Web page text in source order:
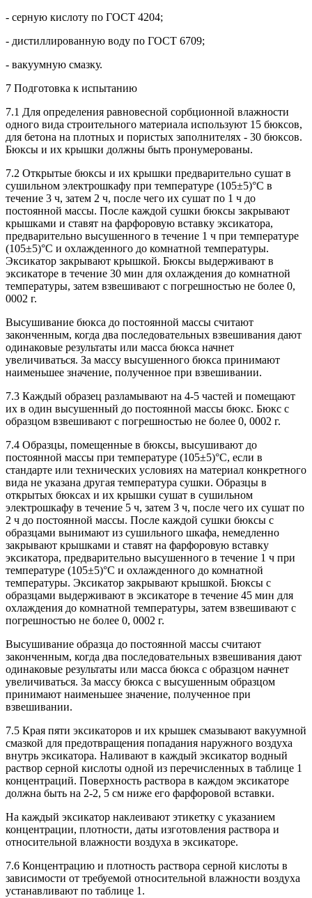
- серную кислоту по ГОСТ 4204;
- дистиллированную воду по ГОСТ 6709;
- вакуумную смазку.
7 Подготовка к испытанию
7.1 Для определения равновесной сорбционной влажности
одного вида строительного материала используют 15 бюксов,
для бетона на плотных и пористых заполнителях - 30 бюксов.
Бюксы и их крышки должны быть пронумерованы.
7.2 Открытые бюксы и их крышки предварительно сушат в
сушильном электрошкафу при температуре (105±5)°C в
течение 3 ч, затем 2 ч, после чего их сушат по 1 ч до
постоянной массы. После каждой сушки бюксы закрывают
крышками и ставят на фарфоровую вставку эксикатора,
предварительно высушенного в течение 1 ч при температуре
(105±5)°C и охлажденного до комнатной температуры.
Эксикатор закрывают крышкой. Бюксы выдерживают в
эксикаторе в течение 30 мин для охлаждения до комнатной
температуры, затем взвешивают с погрешностью не более 0,
0002 г.
Высушивание бюкса до постоянной массы считают
законченным, когда два последовательных взвешивания дают
одинаковые результаты или масса бюкса начнет
увеличиваться. За массу высушенного бюкса принимают
наименьшее значение, полученное при взвешивании.
7.3 Каждый образец разламывают на 4-5 частей и помещают
их в один высушенный до постоянной массы бюкс. Бюкс с
образцом взвешивают с погрешностью не более 0, 0002 г.
7.4 Образцы, помещенные в бюксы, высушивают до
постоянной массы при температуре (105±5)°C, если в
стандарте или технических условиях на материал конкретного
вида не указана другая температура сушки. Образцы в
открытых бюксах и их крышки сушат в сушильном
электрошкафу в течение 5 ч, затем 3 ч, после чего их сушат по
2 ч до постоянной массы. После каждой сушки бюксы с
образцами вынимают из сушильного шкафа, немедленно
закрывают крышками и ставят на фарфоровую вставку
эксикатора, предварительно высушенного в течение 1 ч при
температуре (105±5)°C и охлажденного до комнатной
температуры. Эксикатор закрывают крышкой. Бюксы с
образцами выдерживают в эксикаторе в течение 45 мин для
охлаждения до комнатной температуры, затем взвешивают с
погрешностью не более 0, 0002 г.
Высушивание образца до постоянной массы считают
законченным, когда два последовательных взвешивания дают
одинаковые результаты или масса бюкса с образцом начнет
увеличиваться. За массу бюкса с высушенным образцом
принимают наименьшее значение, полученное при
взвешивании.
7.5 Края пяти эксикаторов и их крышек смазывают вакуумной
смазкой для предотвращения попадания наружного воздуха
внутрь эксикатора. Наливают в каждый эксикатор водный
раствор серной кислоты одной из перечисленных в таблице 1
концентраций. Поверхность раствора в каждом эксикаторе
должна быть на 2-2, 5 см ниже его фарфоровой вставки.
На каждый эксикатор наклеивают этикетку с указанием
концентрации, плотности, даты изготовления раствора и
относительной влажности воздуха в эксикаторе.
7.6 Концентрацию и плотность раствора серной кислоты в
зависимости от требуемой относительной влажности воздуха
устанавливают по таблице 1.